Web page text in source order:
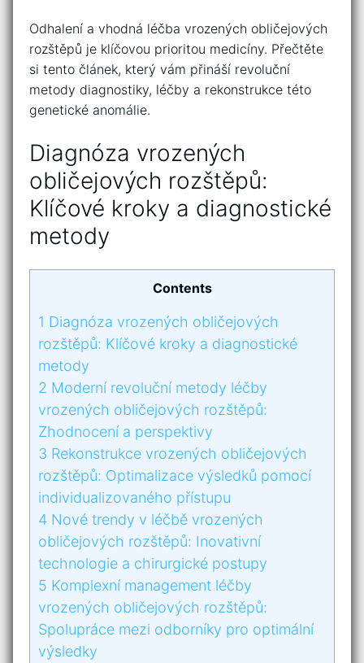
Odhalení a vhodná léčba vrozených obličejových
rozštěpů ⁢je ⁢klíčovou prioritou medicíny. Přečtěte
‍si tento článek,​ který vám přináší revoluční
metody diagnostiky, ⁢léčby a rekonstrukce této
genetické ​anomálie.
Diagnóza vrozených
‍obličejových rozštěpů:
Klíčové kroky a‍ diagnostické
metody
Contents
1 Diagnóza vrozených ‍obličejových
rozštěpů: Klíčové kroky a‍ diagnostické
metody
2 Moderní‍ revoluční ⁢metody léčby
vrozených ‌obličejových rozštěpů:
Zhodnocení a perspektivy
3 Rekonstrukce vrozených​ obličejových‍
rozštěpů: ​Optimalizace výsledků ⁢pomocí
individualizovaného přístupu
4 Nové trendy‌ v léčbě vrozených
obličejových​ rozštěpů: Inovativní
technologie a chirurgické postupy
5 Komplexní management léčby
vrozených obličejových ⁢rozštěpů:
Spolupráce ⁣mezi odborníky‌ pro optimální
výsledky